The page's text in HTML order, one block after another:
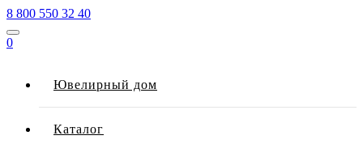
8 800 550 32 40
0
Ювелирный дом
Каталог